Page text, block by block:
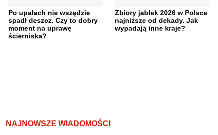
Po upałach nie wszędzie
spadł deszcz. Czy to dobry
moment na uprawę
ścierniska?
Zbiory jabłek 2026 w Polsce
najniższe od dekady. Jak
wypadają inne kraje?
NAJNOWSZE WIADOMOŚCI